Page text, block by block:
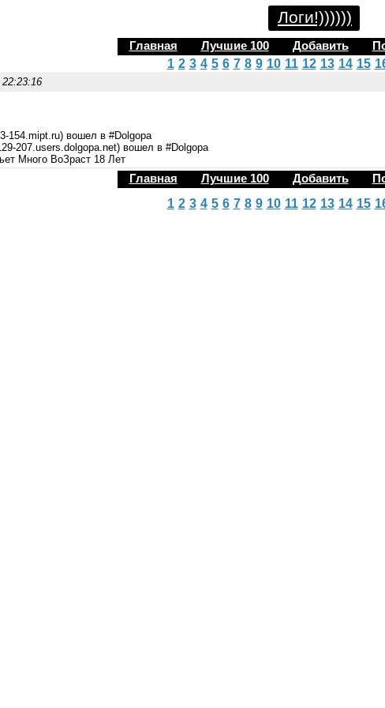
Логи!))))))
Главная Лучшие 100 Добавить
1 2 3 4 5 6 7 8 9 10 11 12 13 14 15
154.mipt.ru) вошел в #Dolgopa
207.users.dolgopa.net) вошел в #Dolgopa
Много ВоЗраст 18 Лет
Главная Лучшие 100 Добавить
1 2 3 4 5 6 7 8 9 10 11 12 13 14 15